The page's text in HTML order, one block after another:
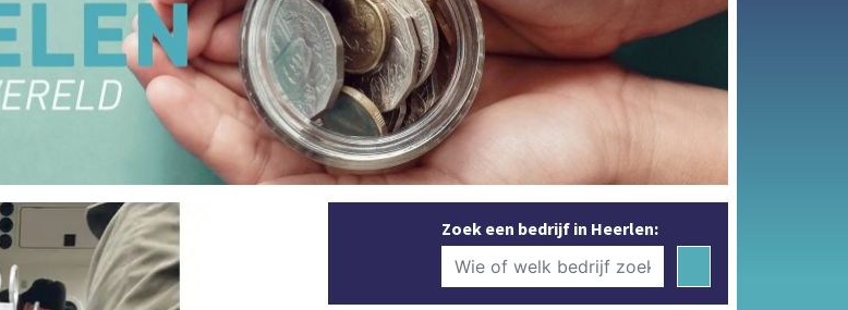
Zoek een bedrijf in Heerlen: